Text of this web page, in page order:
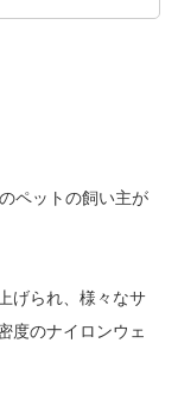
ペットの飼い主が
げられ、様々なサ
度のナイロンウェ